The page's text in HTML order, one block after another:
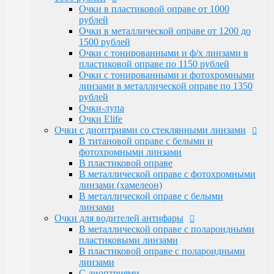
Очки Elife
Очки с диоптриями со стеклянными линзами
В титановой оправе с белыми и
фотохромными линзами
В пластиковой оправе
В металлической оправе с фотохромными
линзами (хамелеон)
В металлической оправе с белыми линзами
Очки для водителей антифары
В металлической оправе с полароидными
пластиковыми линзами
В пластиковой оправе с полароидными
линзами
С диоптриями
Очки для компьютера
В пластиковой оправе с полимерными
линзами
В металлической оправе
Тренажерные очки
В пластиковой оправе
В металлической оправе
Очки глаукомные
Очки Эксклюзивные Ricardi от 15000
Бренд оправы
Очки в пластиковой оправе от 1000
рублей
Очки в металлической оправе от 1200 до
1500 рублей
Очки с тонированными и ф/х линзами в
пластиковой оправе по 1150 рублей
Очки с тонированными и фотохромными
линзами в металлической оправе по 1350
рублей
Очки-лупа
Очки Elife
Очки с диоптриями со стеклянными линзами
В титановой оправе с белыми и
фотохромными линзами
В пластиковой оправе
В металлической оправе с фотохромными
линзами (хамелеон)
В металлической оправе с белыми
линзами
Очки для водителей антифары
В металлической оправе с полароидными
пластиковыми линзами
В пластиковой оправе с полароидными
линзами